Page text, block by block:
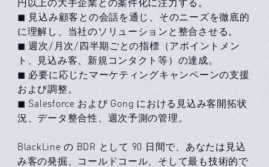
円以上の大手企業との案件化に注力する。
◼ ⾒込み顧客との会話を通じ、そのニーズを徹底的
に理解し、当社のソリューションと整合させる。
◼ 週次/月次/四半期ごとの指標（アポイントメン
ト、見込み客、新規コンタクト等）の達成。
◼ 必要に応じたマーケティングキャンペーンの支援
および調整。
◼ Salesforce および Gong における見込み客開拓状
況、データ整合性、週次予測の管理。
BlackLine の BDR として 90 日間で、あなたは見込
み客の発掘、コールドコール、そして最も技術的で